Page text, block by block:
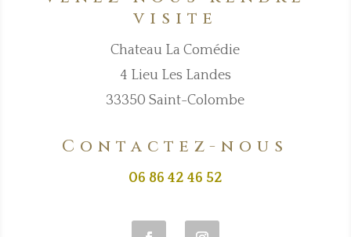
visite
Chateau La Comédie
4 Lieu Les Landes
33350 Saint-Colombe
Contactez-nous
06 86 42 46 52